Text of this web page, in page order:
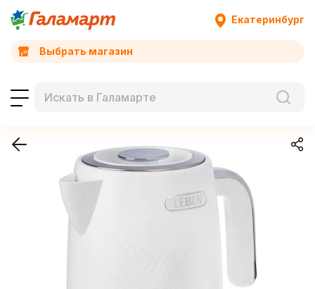
Екатеринбург
Выбрать магазин